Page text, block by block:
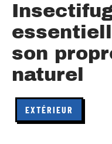
son
naturel
EXTÉRIEUR